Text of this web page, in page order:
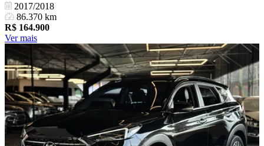
2017/2018
86.370 km
R$ 164.900
Ver mais